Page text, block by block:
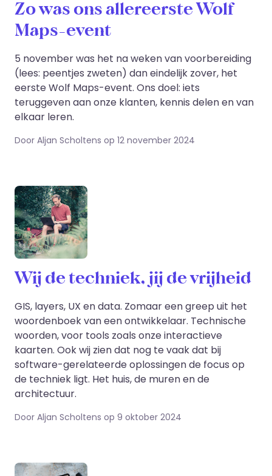
Zo was ons allereerste Wolf
Maps-event
5 november was het na weken van voorbereiding
(lees: peentjes zweten) dan eindelijk zover, het
eerste Wolf Maps-event. Ons doel: iets
teruggeven aan onze klanten, kennis delen en van
elkaar leren.
Door Aljan Scholtens op 12 november 2024
Wij de techniek, jij de vrijheid
GIS, layers, UX en data. Zomaar een greep uit het
woordenboek van een ontwikkelaar. Technische
woorden, voor tools zoals onze interactieve
kaarten. Ook wij zien dat nog te vaak dat bij
software-gerelateerde oplossingen de focus op
de techniek ligt. Het huis, de muren en de
architectuur.
Door Aljan Scholtens op 9 oktober 2024